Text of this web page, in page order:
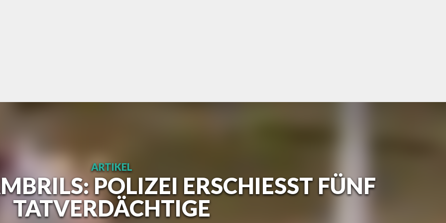
ARTIKEL
POLIZEI ERSCHIESST FÜNF T
ATVERDÄCHTIGE